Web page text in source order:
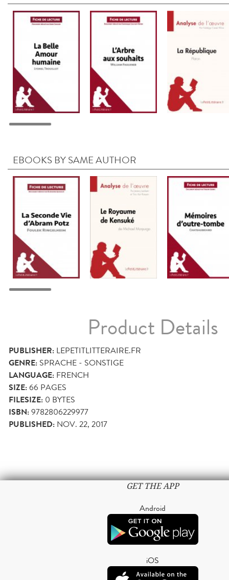
EBOOKS BY SAME AUTHOR
Product Details
PUBLISHER: LEPETITLITTERAIRE.FR
GENRE: SPRACHE - SONSTIGE
LANGUAGE: FRENCH
SIZE:66 PAGES
FILESIZE: 0 BYTES
ISBN:9782806229977
PUBLISHED: NOV. 22, 2017
GET THE APP
Android
iOS